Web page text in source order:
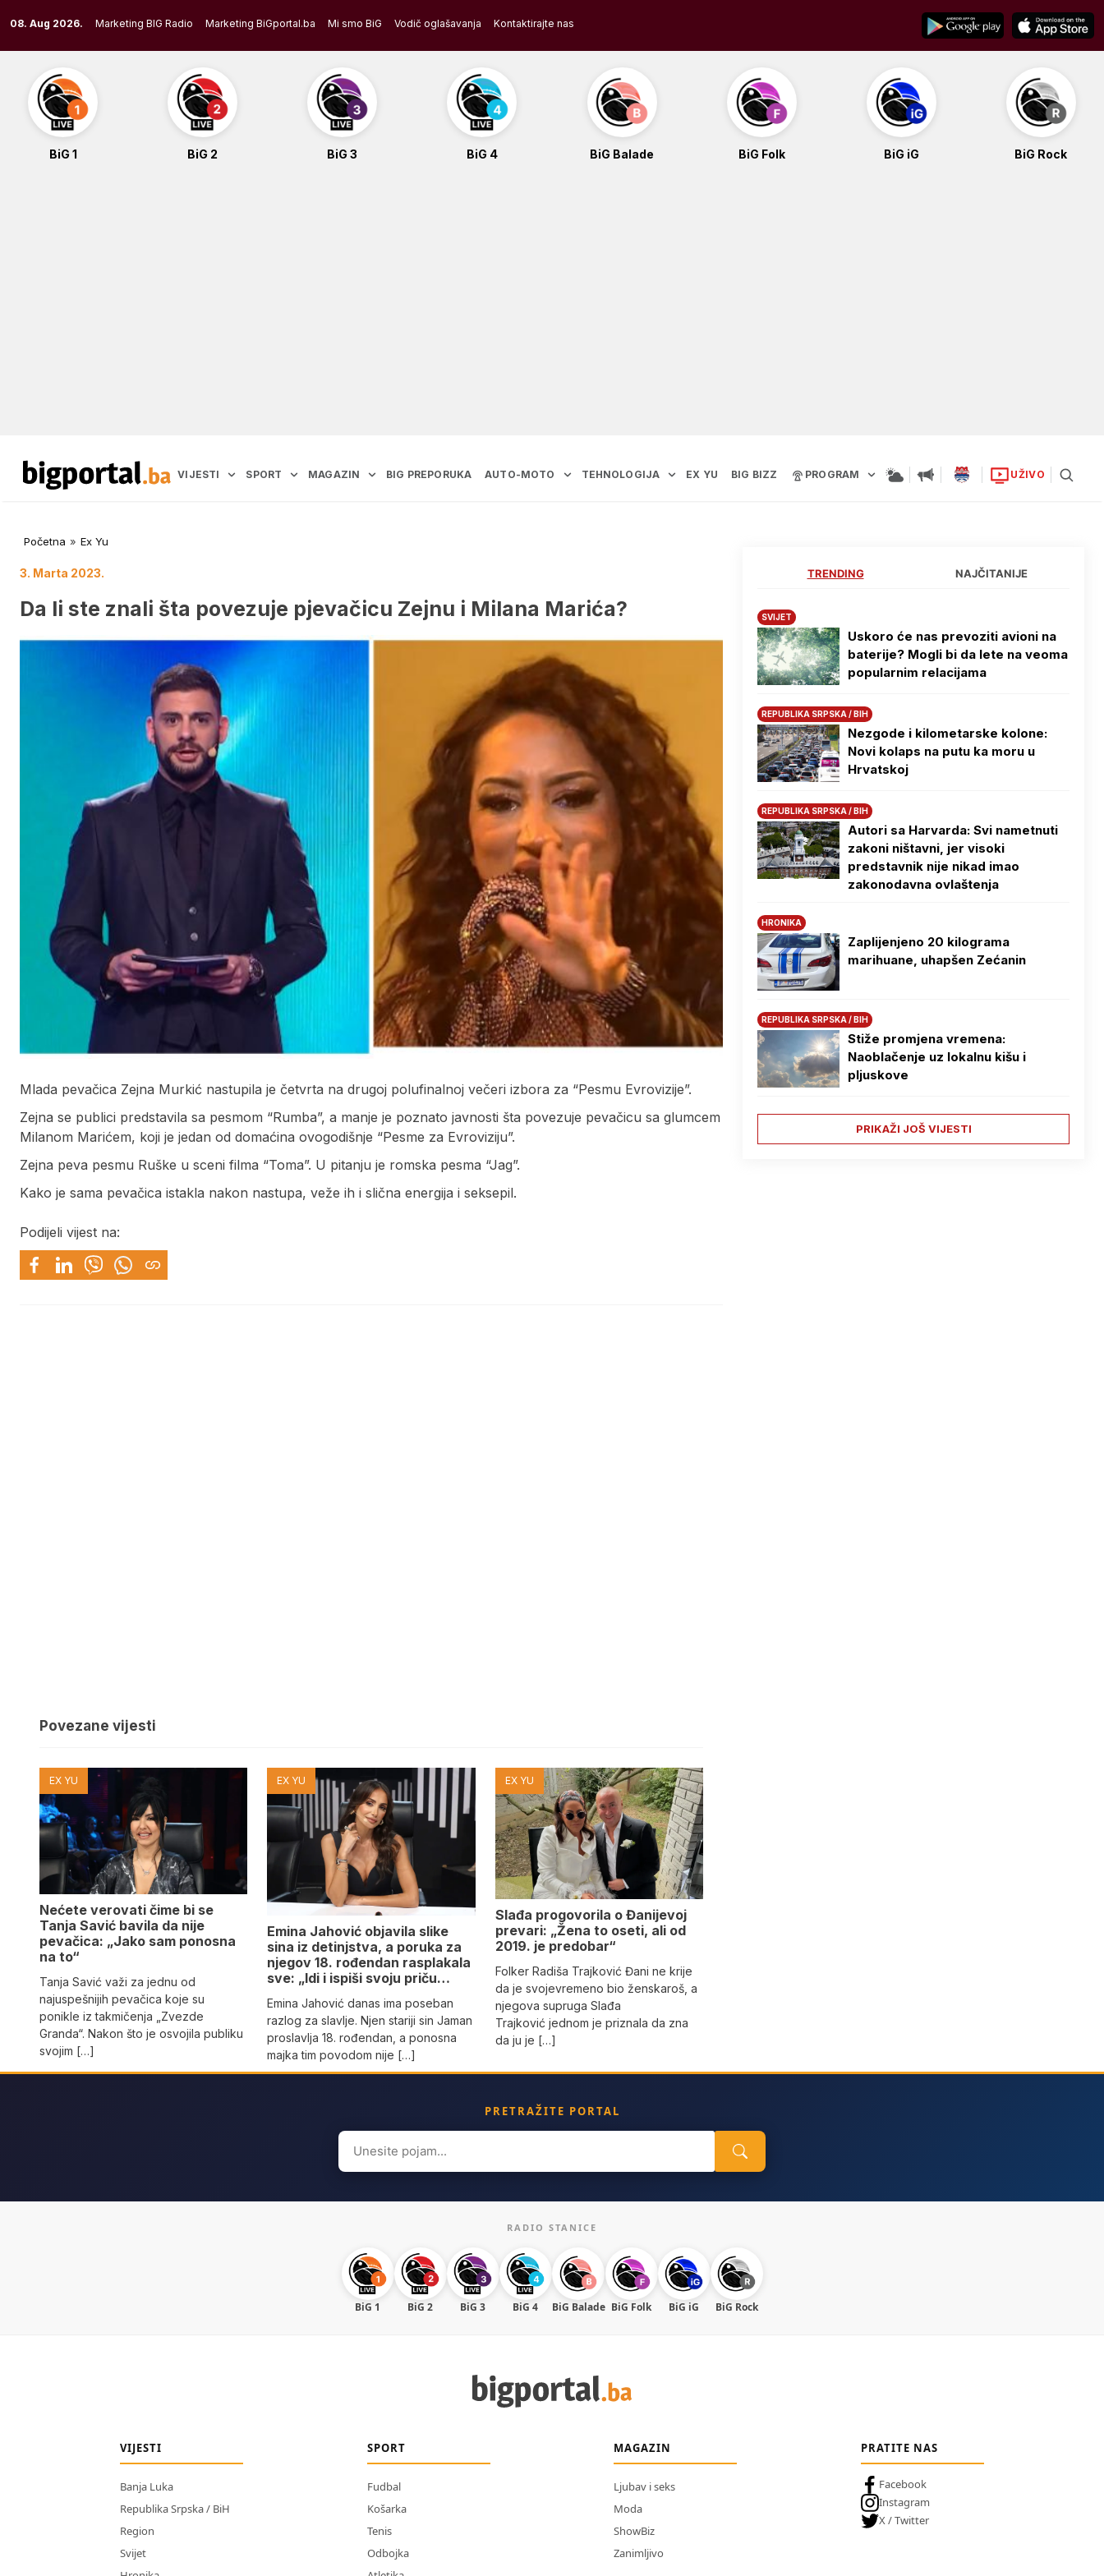
to
content
08. Aug 2026. Marketing BIG Radio Marketing BiGportal.ba Mi smo BiG Vodič oglašavanja Kontaktirajte nas
BiG 1 BiG 2 BiG 3 BiG 4 BiG Balade BiG Folk BiG iG BiG Rock
VIJESTI SPORT MAGAZIN BIG PREPORUKA AUTO-MOTO TEHNOLOGIJA EX YU BIG BIZZ PROGRAM UŽIVO
Početna » Ex Yu
3. Marta 2023.
Da li ste znali šta povezuje pjevačicu Zejnu i Milana Marića?
Mlada pevačica Zejna Murkić nastupila je četvrta na drugoj polufinalnoj večeri izbora za “Pesmu Evrovizije”.
Zejna se publici predstavila sa pesmom “Rumba”, a manje je poznato javnosti šta povezuje pevačicu sa glumcem
Milanom Marićem, koji je jedan od domaćina ovogodišnje “Pesme za Evroviziju”.
Zejna peva pesmu Ruške u sceni filma “Toma”. U pitanju je romska pesma “Jag”.
Kako je sama pevačica istakla nakon nastupa, veže ih i slična energija i seksepil.
Podijeli vijest na:
Povezane vijesti
EX YU
Nećete verovati čime bi se
Tanja Savić bavila da nije
pevačica: „Jako sam ponosna
na to“
Tanja Savić važi za jednu od
najuspešnijih pevačica koje su
ponikle iz takmičenja „Zvezde
Granda“. Nakon što je osvojila publiku
svojim […]
EX YU
Emina Jahović objavila slike
sina iz detinjstva, a poruka za
njegov 18. rođendan rasplakala
sve: „Idi i ispiši svoju priču…
Emina Jahović danas ima poseban
razlog za slavlje. Njen stariji sin Jaman
proslavlja 18. rođendan, a ponosna
majka tim povodom nije […]
EX YU
Slađa progovorila o Đanijevoj
prevari: „Žena to oseti, ali od
2019. je predobar“
Folker Radiša Trajković Đani ne krije
da je svojevremeno bio ženskaroš, a
njegova supruga Slađa
Trajković jednom je priznala da zna
da ju je […]
TRENDING NAJČITANIJE
SVIJET
Uskoro će nas prevoziti avioni na
baterije? Mogli bi da lete na veoma
popularnim relacijama
REPUBLIKA SRPSKA / BIH
Nezgode i kilometarske kolone:
Novi kolaps na putu ka moru u
Hrvatskoj
REPUBLIKA SRPSKA / BIH
Autori sa Harvarda: Svi nametnuti
zakoni ništavni, jer visoki
predstavnik nije nikad imao
zakonodavna ovlaštenja
HRONIKA
Zaplijenjeno 20 kilograma
marihuane, uhapšen Zećanin
REPUBLIKA SRPSKA / BIH
Stiže promjena vremena:
Naoblačenje uz lokalnu kišu i
pljuskove
PRIKAŽI JOŠ VIJESTI
PRETRAŽITE PORTAL
Search
for:
RADIO STANICE
BiG 1 BiG 2 BiG 3 BiG 4 BiG Balade BiG Folk BiG iG BiG Rock
VIJESTI
Banja Luka
Republika Srpska / BiH
Region
Svijet
SPORT
Fudbal
Košarka
Tenis
Odbojka
MAGAZIN
Ljubav i seks
Moda
ShowBiz
Zanimljivo
PRATITE NAS
Facebook
Instagram
X / Twitter